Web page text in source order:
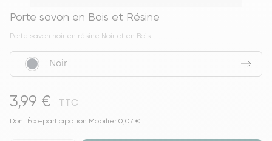
Porte savon en Bois et Résine
Porte savon noir en résine Noir et en Bois
Noir
3,99 € TTC
Dont Éco-participation Mobilier 0,07 €